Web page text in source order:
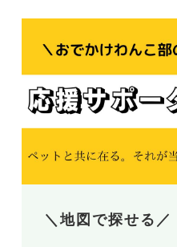
＼地図で探せる／